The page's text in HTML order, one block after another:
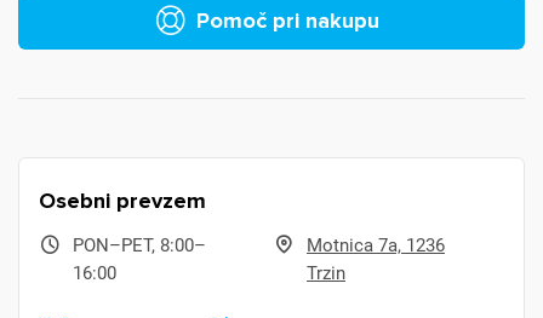
Pomoč pri nakupu
Osebni prevzem
PON–PET, 8:00–
16:00
Motnica 7a, 1236
Trzin